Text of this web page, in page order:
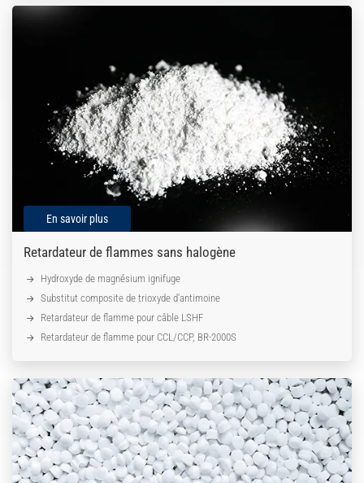
En savoir plus
Retardateur de flammes sans halogène
Hydroxyde de magnésium ignifuge
Substitut composite de trioxyde d'antimoine
Retardateur de flamme pour câble LSHF
Retardateur de flamme pour CCL/CCP, BR-2000S